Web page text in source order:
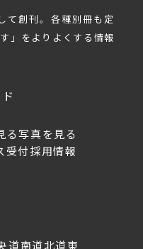
て創刊。各種別冊も定
」をよりよくする情報
る写真を見る
受付採用情報
道南道北道東